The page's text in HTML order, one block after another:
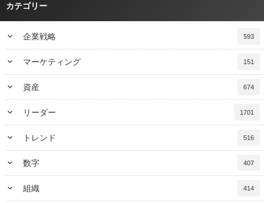
カテゴリー
keyboard_arrow_down 企業戦略 593
keyboard_arrow_down マーケティング 151
keyboard_arrow_down 資産 674
keyboard_arrow_down リーダー 1701
keyboard_arrow_down トレンド 516
keyboard_arrow_down 数字 407
keyboard_arrow_down 組織 414